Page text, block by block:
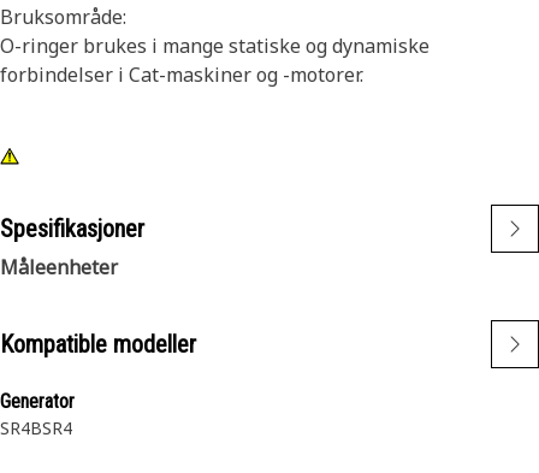
Bruksområde:
O-ringer brukes i mange statiske og dynamiske
forbindelser i Cat-maskiner og -motorer.
Spesifikasjoner
Måleenheter
Kompatible modeller
Generator
SR4BSR4